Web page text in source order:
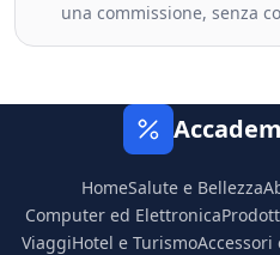
una commissione, senza
HomeSalute e Bellezza
Computer ed Elettronica
ViaggiHotel e TurismoAccessori